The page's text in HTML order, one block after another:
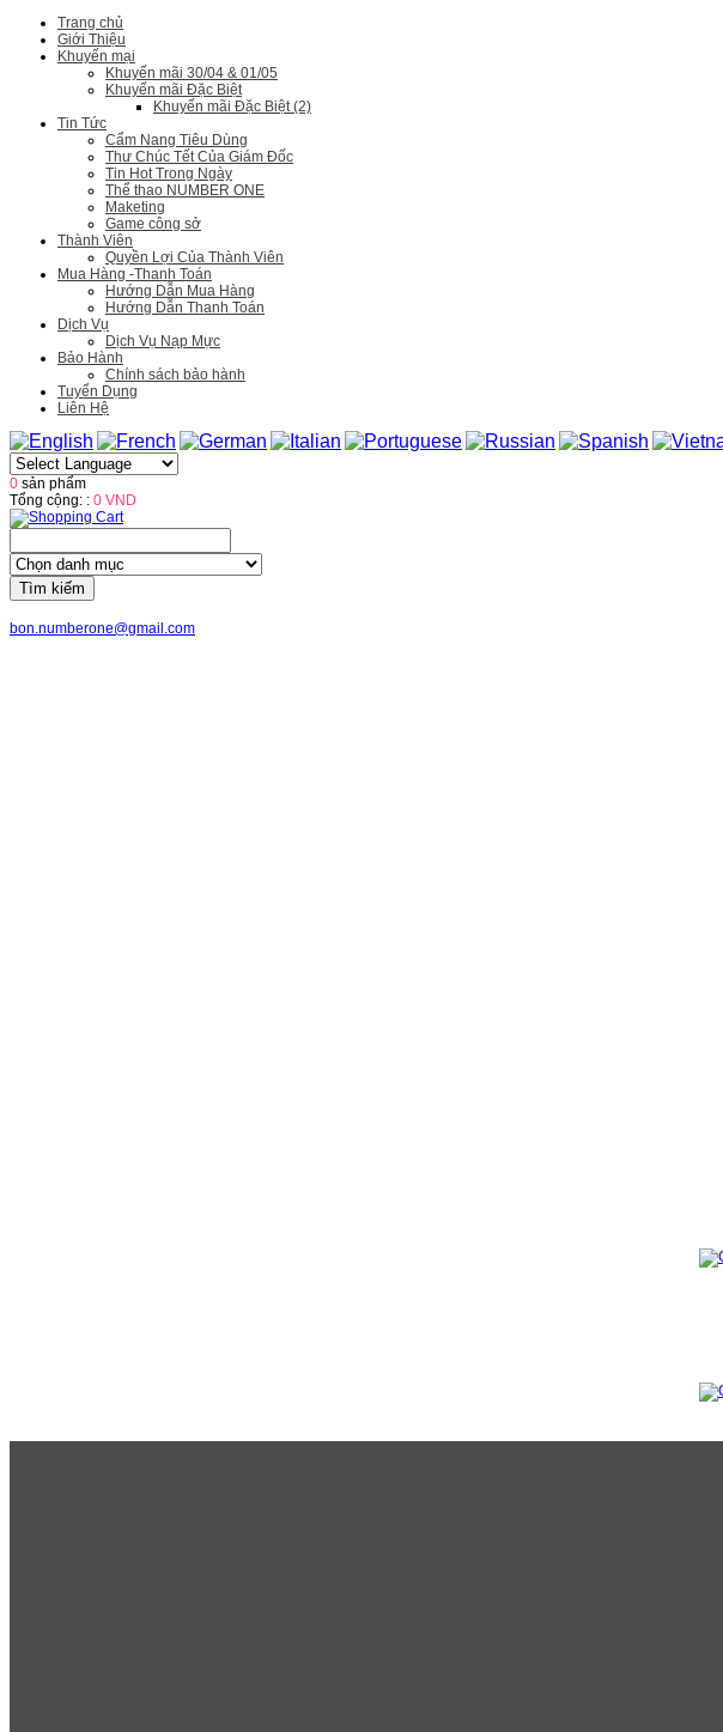
Trang chủ
Giới Thiệu
Khuyến mại
Khuyến mãi 30/04 & 01/05
Khuyến mãi Đặc Biệt
Khuyến mãi Đặc Biệt (2)
Tin Tức
Cẩm Nang Tiêu Dùng
Thư Chúc Tết Của Giám Đốc
Tin Hot Trong Ngày
Thể thao NUMBER ONE
Maketing
Game công sở
Thành Viên
Quyền Lợi Của Thành Viên
Mua Hàng -Thanh Toán
Hướng Dẫn Mua Hàng
Hướng Dẫn Thanh Toán
Dịch Vụ
Dịch Vụ Nạp Mực
Bảo Hành
Chính sách bảo hành
Tuyển Dụng
Liên Hệ
0 sản phẩm
Tổng cộng: : 0 VND
Tìm kiếm
bon.numberone@gmail.com